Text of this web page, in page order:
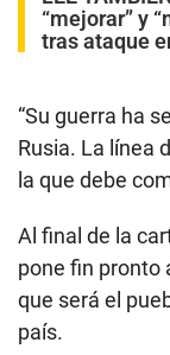
“mejorar” y
tras ataque
“Su guerra ha
Rusia. La línea
la que debe
Al final de la
pone fin pronto
que será el
país.